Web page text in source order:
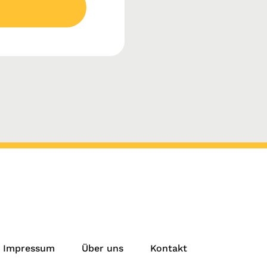
Impressum Über uns Kontakt